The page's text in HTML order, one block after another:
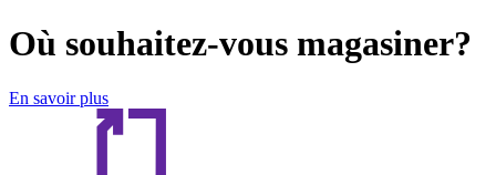
Où souhaitez-vous magasiner?
En savoir plus